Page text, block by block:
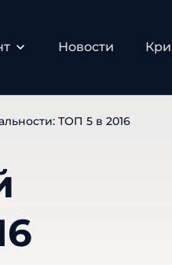
Новости
ТОП 5 в 2016